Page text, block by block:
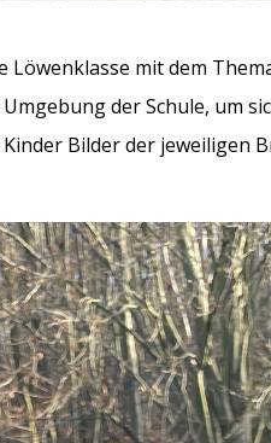
mit dem
der Schule, um
Bilder der jeweiligen